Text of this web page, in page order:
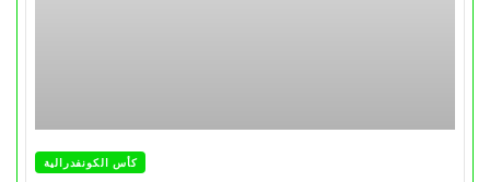
كأس الكونفدرالية